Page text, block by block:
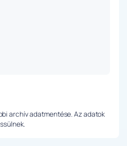
archív adatmentése. Az adatok